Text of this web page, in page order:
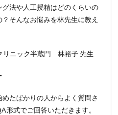
法や人工授精はどのくらいの
そんなお悩みを林先生に教え
リニック半蔵門 林裕子 先生
たばかりの人からよく質問さ
形式でご回答いただきます。